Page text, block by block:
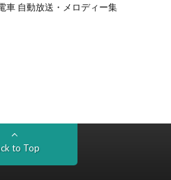
車 自動放送・メロディー集
to Top